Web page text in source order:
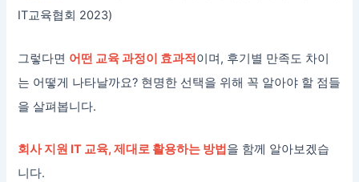
IT교육협회 2023)
그렇다면 어떤 교육 과정이 효과적이며, 후기별 만족도 차이
는 어떻게 나타날까요? 현명한 선택을 위해 꼭 알아야 할 점들
을 살펴봅니다.
회사 지원 IT 교육, 제대로 활용하는 방법을 함께 알아보겠습
니다.